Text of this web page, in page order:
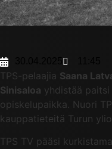
TPS-pelaajia Saana
Sinisaloa yhdistää paitsi
opiskelupaikka. Nuori
kauppatieteitä Turun
TPS TV pääsi